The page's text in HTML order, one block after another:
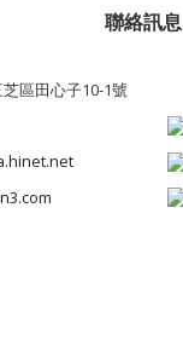
聯絡訊息
區田心子10-1號